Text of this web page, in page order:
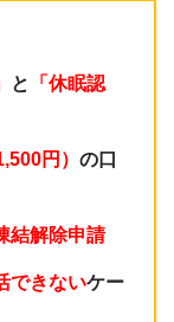
と
「休眠認
円）の口
結解除申請
できないケー